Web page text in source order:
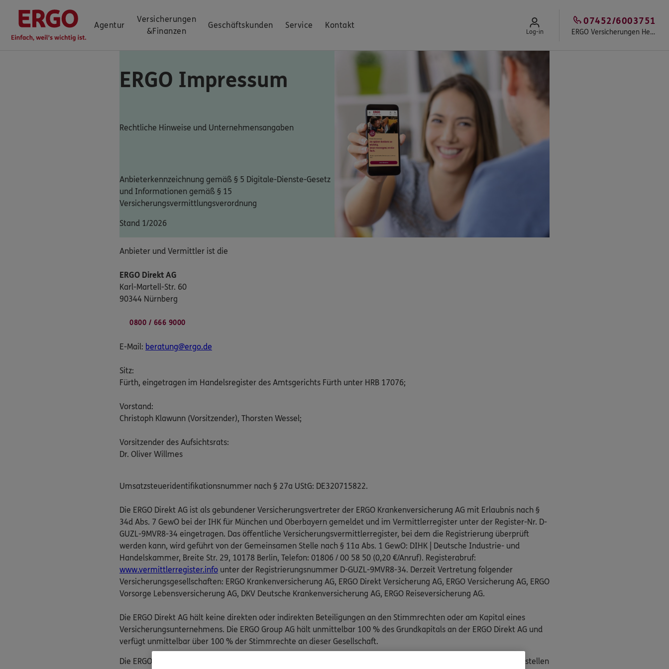
Agentur
Versicherungen
&Finanzen
Geschäftskunden Service Kontakt
Log-in ERGO Versicherungen Heiko Schmidt
07452/6003751
ERGO Impressum
Rechtliche Hinweise und Unternehmensangaben
Anbieterkennzeichnung gemäß § 5 Digitale-Dienste-Gesetz
und Informationen gemäß § 15
Versicherungsvermittlungsverordnung
Stand 1/2026
Anbieter und Vermittler ist die
ERGO Direkt AG
Karl-Martell-Str. 60
90344 Nürnberg
0800 / 666 9000
E-Mail: beratung@ergo.de
Sitz:
Fürth, eingetragen im Handelsregister des Amtsgerichts Fürth unter HRB 17076;
Vorstand:
Christoph Klawunn (Vorsitzender), Thorsten Wessel;
Vorsitzender des Aufsichtsrats:
Dr. Oliver Willmes
Umsatzsteueridentifikationsnummer nach § 27a UStG: DE320715822.
Die ERGO Direkt AG ist als gebundener Versicherungsvertreter der ERGO Krankenversicherung AG mit Erlaubnis nach §
34d Abs. 7 GewO bei der IHK für München und Oberbayern gemeldet und im Vermittlerregister unter der Register-Nr. D-
GUZL-9MVR8-34 eingetragen. Das öffentliche Versicherungsvermittlerregister, bei dem die Registrierung überprüft
werden kann, wird geführt von der Gemeinsamen Stelle nach § 11a Abs. 1 GewO: DIHK | Deutsche Industrie- und
Handelskammer, Breite Str. 29, 10178 Berlin, Telefon: 01806 / 00 58 50 (0,20 €/Anruf). Registerabruf:
www.vermittlerregister.info unter der Registrierungsnummer D-GUZL-9MVR8-34. Derzeit Vertretung folgender
Versicherungsgesellschaften: ERGO Krankenversicherung AG, ERGO Direkt Versicherung AG, ERGO Versicherung AG, ERGO
Vorsorge Lebensversicherung AG, DKV Deutsche Krankenversicherung AG, ERGO Reiseversicherung AG.
Die ERGO Direkt AG hält keine direkten oder indirekten Beteiligungen an den Stimmrechten oder am Kapital eines
Versicherungsunternehmens. Die ERGO Group AG hält unmittelbar 100 % des Grundkapitals an der ERGO Direkt AG und
verfügt unmittelbar über 100 % der Stimmrechte an dieser Gesellschaft.
Die ERGO Direkt AG nimmt verpflichtend an folgenden außergerichtlichen Schlichtungsstellen als Streitbeilegungsstellen